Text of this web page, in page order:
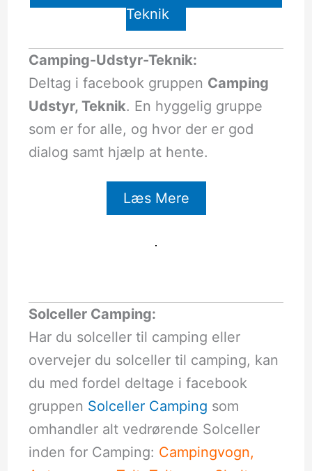
Teknik
Camping-Udstyr-Teknik:
Deltag i facebook gruppen Camping
Udstyr, Teknik. En hyggelig gruppe
som er for alle, og hvor der er god
dialog samt hjælp at hente.
Læs Mere
Solceller Camping:
Har du solceller til camping eller
overvejer du solceller til camping, kan
du med fordel deltage i facebook
gruppen Solceller Camping som
omhandler alt vedrørende Solceller
inden for Camping: Campingvogn,